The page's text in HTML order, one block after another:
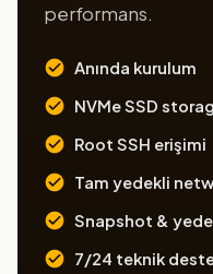
performans.
Anında kurulum
NVMe SSD
Root SSH erişimi
Tam yedekli
Snapshot &
7/24 teknik